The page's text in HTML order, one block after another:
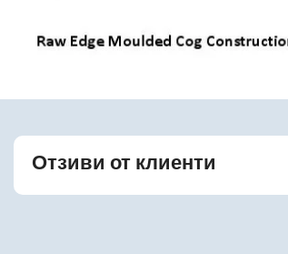
Отзиви от клиенти